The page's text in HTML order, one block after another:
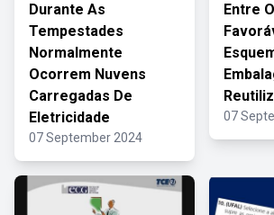
Durante As
Tempestades
Normalmente
Ocorrem Nuvens
Carregadas De
Eletricidade
07 September 2024
Entre
07